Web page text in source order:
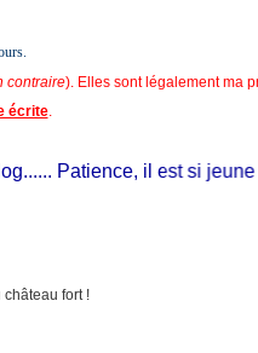
contraire). Elles sont légalement ma
écrite.
Patience, il est si jeune